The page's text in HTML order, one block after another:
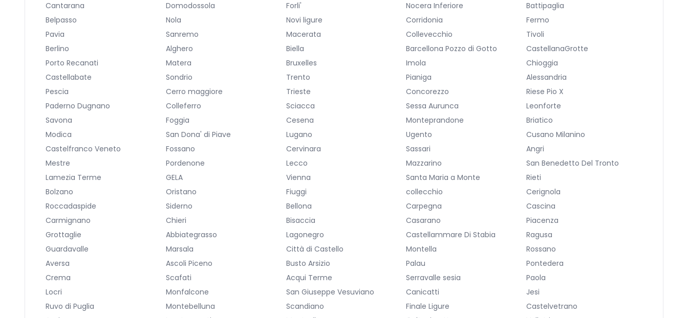
Cantarana
Domodossola Forli' Nocera Inferiore
Battipaglia
Belpasso
Nola Novi ligure Corridonia
Fermo
Pavia
Sanremo Macerata Collevecchio
Tivoli
Berlino
Alghero Biella Barcellona Pozzo di Gotto
CastellanaGrotte
Porto Recanati
Matera Bruxelles Imola
Chioggia
Castellabate
Sondrio Trento Pianiga
Alessandria
Pescia
Cerro maggiore Trieste Concorezzo
Riese Pio X
Paderno Dugnano
Colleferro Sciacca Sessa Aurunca
Leonforte
Savona
Foggia Cesena Monteprandone
Briatico
Modica
San Dona' di Piave Lugano Ugento
Cusano Milanino
Castelfranco Veneto
Fossano Cervinara Sassari
Angri
Mestre
Pordenone Lecco Mazzarino
San Benedetto Del Tronto
Lamezia Terme
GELA Vienna Santa Maria a Monte
Rieti
Bolzano
Oristano Fiuggi collecchio
Cerignola
Roccadaspide
Siderno Bellona Carpegna
Cascina
Carmignano
Chieri Bisaccia Casarano
Piacenza
Grottaglie
Abbiategrasso Lagonegro Castellammare Di Stabia
Ragusa
Guardavalle
Marsala Città di Castello Montella
Rossano
Aversa
Ascoli Piceno Busto Arsizio Palau
Pontedera
Crema
Scafati Acqui Terme Serravalle sesia
Paola
Locri
Monfalcone San Giuseppe Vesuviano Canicatti
Jesi
Ruvo di Puglia
Montebelluna Scandiano Finale Ligure
Castelvetrano